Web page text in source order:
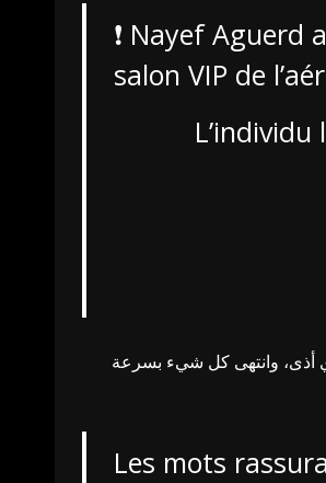
❗️ Nayef
salon VIP de
أصب بأي أذى، وانتهى كل شيء بسرعة
Les mots